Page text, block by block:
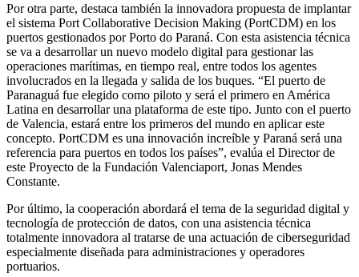
Por otra parte, destaca también la innovadora propuesta de implantar
el sistema Port Collaborative Decision Making (PortCDM) en los
puertos gestionados por Porto do Paraná. Con esta asistencia técnica
se va a desarrollar un nuevo modelo digital para gestionar las
operaciones marítimas, en tiempo real, entre todos los agentes
involucrados en la llegada y salida de los buques. “El puerto de
Paranaguá fue elegido como piloto y será el primero en América
Latina en desarrollar una plataforma de este tipo. Junto con el puerto
de Valencia, estará entre los primeros del mundo en aplicar este
concepto. PortCDM es una innovación increíble y Paraná será una
referencia para puertos en todos los países”, evalúa el Director de
este Proyecto de la Fundación Valenciaport, Jonas Mendes
Constante.
Por último, la cooperación abordará el tema de la seguridad digital y
tecnología de protección de datos, con una asistencia técnica
totalmente innovadora al tratarse de una actuación de ciberseguridad
especialmente diseñada para administraciones y operadores
portuarios.